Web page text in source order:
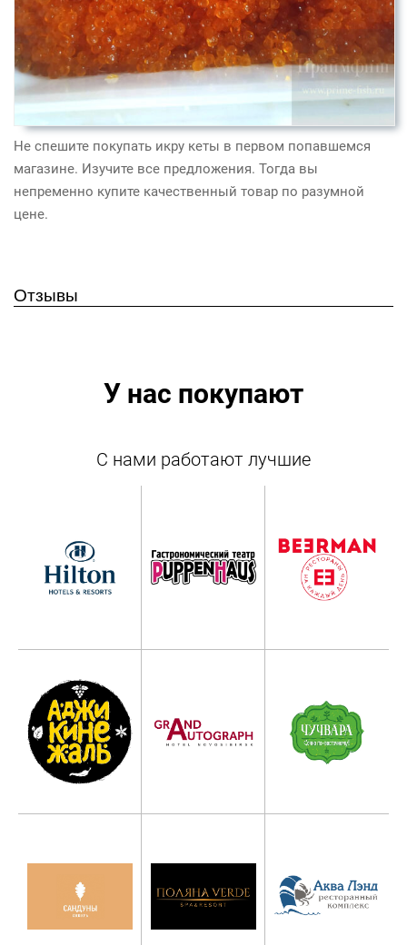
Не спешите покупать икру кеты в первом попавшемся
магазине. Изучите все предложения. Тогда вы
непременно купите качественный товар по разумной
цене.
Отзывы
У нас покупают
С нами работают лучшие